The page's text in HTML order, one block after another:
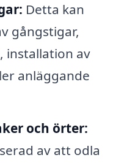
Detta kan
gångstigar,
installation av
anläggande
och örter:
av att odla